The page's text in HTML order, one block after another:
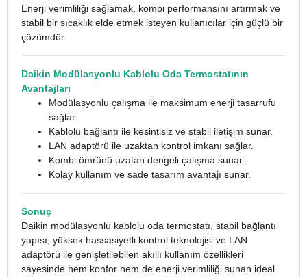
Enerji verimliliği sağlamak, kombi performansını artırmak ve
stabil bir sıcaklık elde etmek isteyen kullanıcılar için güçlü bir
çözümdür.
Daikin Modülasyonlu Kablolu Oda Termostatının
Avantajları
Modülasyonlu çalışma ile maksimum enerji tasarrufu
sağlar.
Kablolu bağlantı ile kesintisiz ve stabil iletişim sunar.
LAN adaptörü ile uzaktan kontrol imkanı sağlar.
Kombi ömrünü uzatan dengeli çalışma sunar.
Kolay kullanım ve sade tasarım avantajı sunar.
Sonuç
Daikin modülasyonlu kablolu oda termostatı, stabil bağlantı
yapısı, yüksek hassasiyetli kontrol teknolojisi ve LAN
adaptörü ile genişletilebilen akıllı kullanım özellikleri
sayesinde hem konfor hem de enerji verimliliği sunan ideal